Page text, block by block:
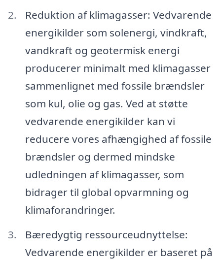
Reduktion af klimagasser: Vedvarende
energikilder som solenergi, vindkraft,
vandkraft og geotermisk energi
producerer minimalt med klimagasser
sammenlignet med fossile brændsler
som kul, olie og gas. Ved at støtte
vedvarende energikilder kan vi
reducere vores afhængighed af fossile
brændsler og dermed mindske
udledningen af klimagasser, som
bidrager til global opvarmning og
klimaforandringer.
Bæredygtig ressourceudnyttelse:
Vedvarende energikilder er baseret på